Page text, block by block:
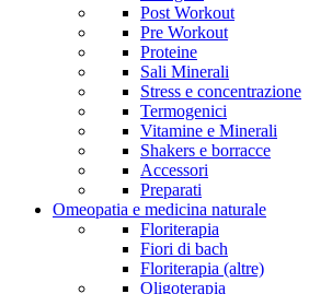
Post Workout
Pre Workout
Proteine
Sali Minerali
Stress e concentrazione
Termogenici
Vitamine e Minerali
Shakers e borracce
Accessori
Preparati
Omeopatia e medicina naturale
Floriterapia
Fiori di bach
Floriterapia (altre)
Oligoterapia